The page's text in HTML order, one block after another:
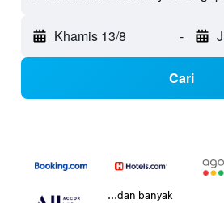
Khamis 13/8 -
Cari
...dan banyak